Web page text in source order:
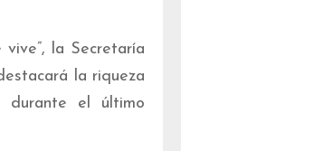
vive”, la Secretaría
la riqueza
durante el último